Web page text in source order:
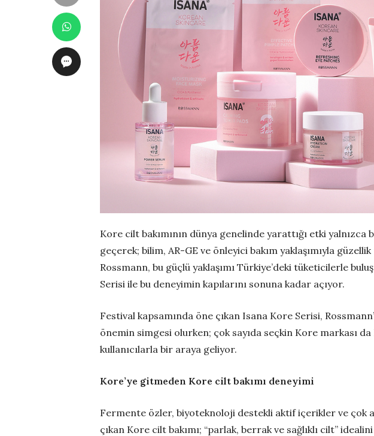
Kore cilt bakımının dünya genelinde yarattığı etki
geçerek; bilim, AR-GE ve önleyici bakım yaklaşımıyla
Rossmann, bu güçlü yaklaşımı Türkiye’deki tüketicilerle
Serisi ile bu deneyimin kapılarını sonuna kadar açıyor.
Festival kapsamında öne çıkan Isana Kore Serisi,
önemin simgesi olurken; çok sayıda seçkin Kore markası
kullanıcılarla bir araya geliyor.
Kore’ye gitmeden Kore cilt bakımı deneyimi
Fermente özler, biyoteknoloji destekli aktif içerikler ve çok
çıkan Kore cilt bakımı; “parlak, berrak ve sağlıklı cilt”